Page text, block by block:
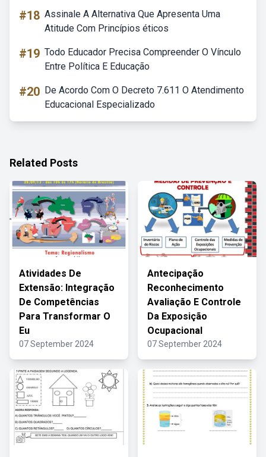
#18 Assinale A Alternativa Que Apresenta Uma
Atitude Com Princípios éticos
#19 Todo Educador Precisa Compreender O Vínculo
Entre Política E Educação
#20 De Acordo Com O Decreto 7.611 O Atendimento
Educacional Especializado
Related Posts
Atividades De
Extensão: Integração
De Competências
Para Transformar O
Eu
07 September 2024
Antecipação
Reconhecimento
Avaliação E Controle
Da Exposição
Ocupacional
07 September 2024